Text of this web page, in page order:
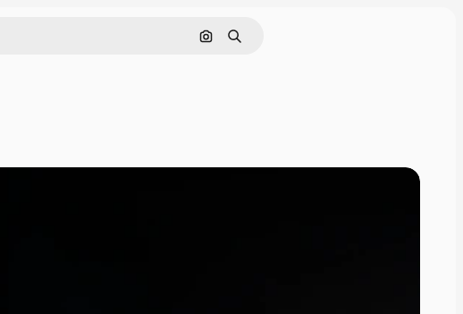
Поиск по изображению
Поиск